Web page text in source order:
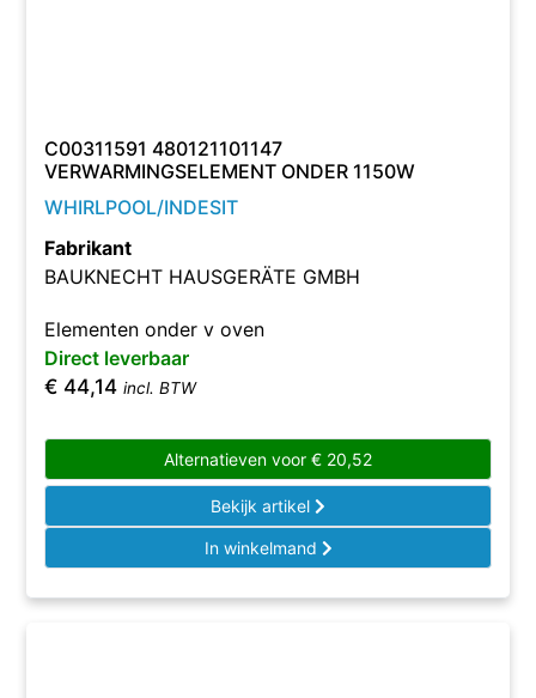
C00311591 480121101147
VERWARMINGSELEMENT ONDER 1150W
WHIRLPOOL/INDESIT
Fabrikant
BAUKNECHT HAUSGERÄTE GMBH
Elementen onder v oven
Direct leverbaar
€ 44,14 incl. BTW
Alternatieven voor € 20,52
Bekijk artikel
In winkelmand